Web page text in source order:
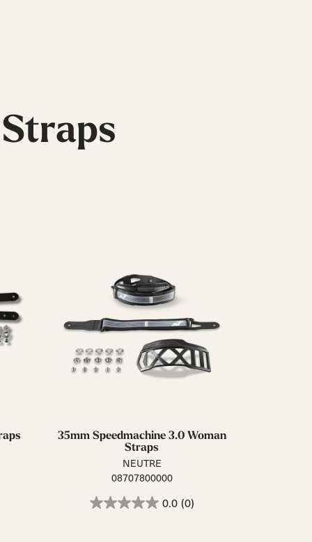
35mm Speedmachine 3.0 Woman
Straps
NEUTRE
08707800000
0.0 (0)